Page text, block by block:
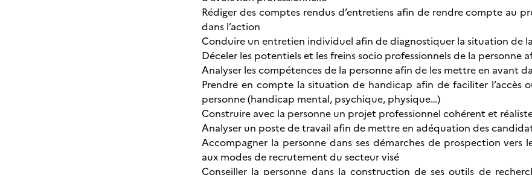
Rédiger des comptes rendus d’entretiens afin de rendre compte au
dans l’action
Conduire un entretien individuel afin de diagnostiquer la situation de
Déceler les potentiels et les freins socio professionnels de la personne
Analyser les compétences de la personne afin de les mettre en avant
Prendre en compte la situation de handicap afin de faciliter l’accès
personne (handicap mental, psychique, physique…)
Construire avec la personne un projet professionnel cohérent et
Analyser un poste de travail afin de mettre en adéquation des
Accompagner la personne dans ses démarches de prospection vers
aux modes de recrutement du secteur visé
Conseiller la personne dans la construction de ses outils de